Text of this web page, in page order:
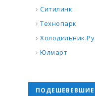
Ситилинк
Технопарк
Холодильник.Ру
Юлмарт
ПОДЕШЕВЕВШИЕ